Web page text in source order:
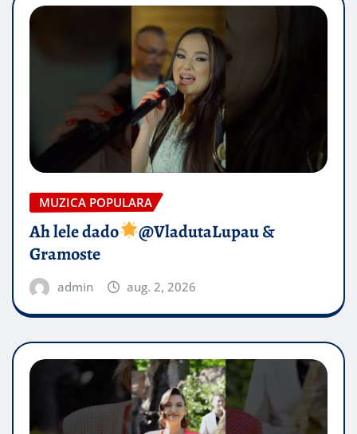
MUZICA POPULARA
Ah lele dado​
@VladutaLupau &
Gramoste
admin aug. 2, 2026